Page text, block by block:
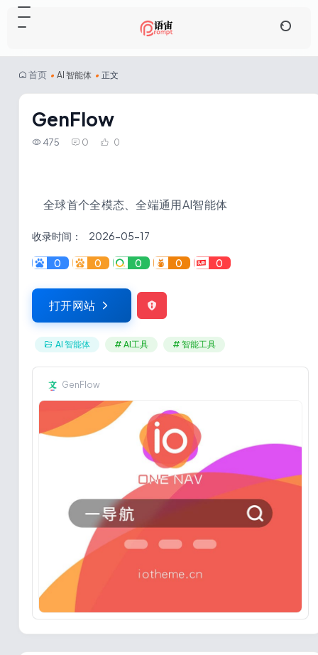
首页 • AI 智能体 • 正文
GenFlow
475 0 0
全球首个全模态、全端通用AI智能体
收录时间： 2026-05-17
0 0 0 0 0
打开网站
AI 智能体 # AI工具 # 智能工具
GenFlow